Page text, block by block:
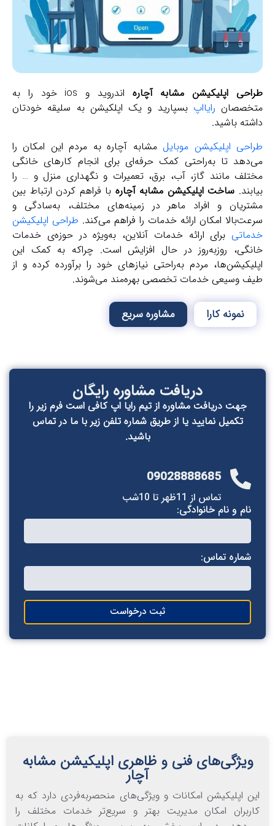
اپلیکیشن‌ مشابه آچاره
اندروید و ios خود را به
رایااپ بسپارید و یک اپلکیشن به سلیقه خودتان
باشید.
اپلیکیشن موبایل
مشابه آچاره به مردم این امکان را
تا به‌راحتی کمک حرفه‌ای برای انجام کارهای خانگی
مانند گاز، آب، برق، تعمیرات و نگهداری منزل و … را
ساخت اپلیکیشن‌ مشابه آچارهبا فراهم کردن ارتباط بین
و افراد ماهر در زمینه‌های مختلف، به‌سادگی و
امکان ارائه خدمات را فراهم می‌کند.طراحی اپلیکیشن‌
برای ارائه خدمات آنلاین، به‌ویژه در حوزه‌ی خدمات
روزبه‌روز در حال افزایش است. چراکه به کمک این
مردم به‌راحتی نیازهای خود را برآورده کرده و از
وسیعی خدمات تخصصی بهره‌مند می‌شوند.
نمونه کارا مشاوره سریع
دریافت مشاوره رایگان
جهت دریافت مشاوره از تیم رایا اپ کافی است فرم زیر را
تکمیل نمایید یا از طریق شماره تلفن زیر با ما در تماس
09028888685
تماس از 11ظهر تا 10شب
و نام خانوادگی:
تماس:
ثبت درخواست
فنی و ظاهری اپلیکیشن‌ مشابه
آچار
اپلیکیشن‌ امکانات و ویژگی‌های منحصربه‌فردی دارد که به
امکان مدیریت بهتر و سریع‌تر خدمات مختلف را